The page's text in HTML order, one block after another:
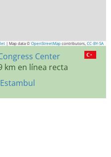
| Map data © OpenStreetMap contributors, CC-BY-SA
Center
km en línea recta